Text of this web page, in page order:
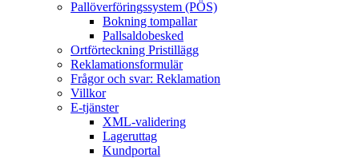
Pallöverföringssystem (PÖS)
Bokning tompallar
Pallsaldobesked
Ortförteckning Pristillägg
Reklamationsformulär
Frågor och svar: Reklamation
Villkor
E-tjänster
XML-validering
Lageruttag
Kundportal